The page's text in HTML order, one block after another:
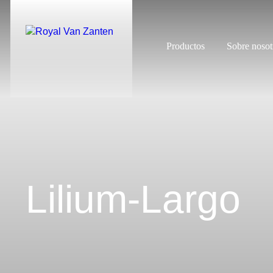
Productos Sobre
Lilium-Largo